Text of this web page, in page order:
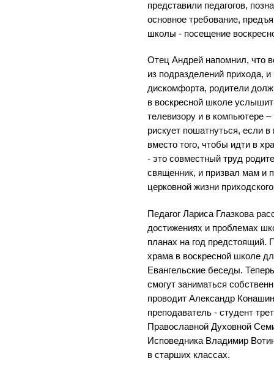
представили педагогов,
основное требование,
школы - посещение
Отец Андрей напомнил, что
из подразделений прихода,
дискомфорта, родители
в воскресной школе
телевизору и в компьютере
рискует пошатнуться, если
вместо того, чтобы идти в
- это совместный труд
священник, и призвал мам и
церковной жизни
Педагог Лариса Глазкова
достижениях и проблемах
планах на год предстоящий.
храма в воскресной школе
Евангельские беседы.
смогут заниматься
проводит Александр
преподаватель - студент
Православной Духовной
Исповедника Владимир
в старших классах.